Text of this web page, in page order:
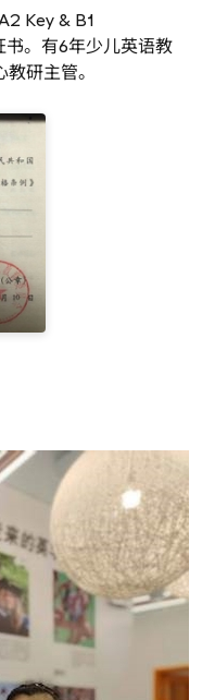
Key & B1
。有6年少儿英语教
研主管。